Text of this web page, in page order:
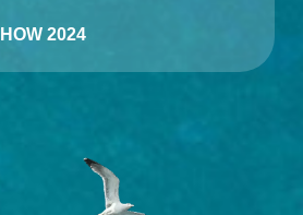
2024